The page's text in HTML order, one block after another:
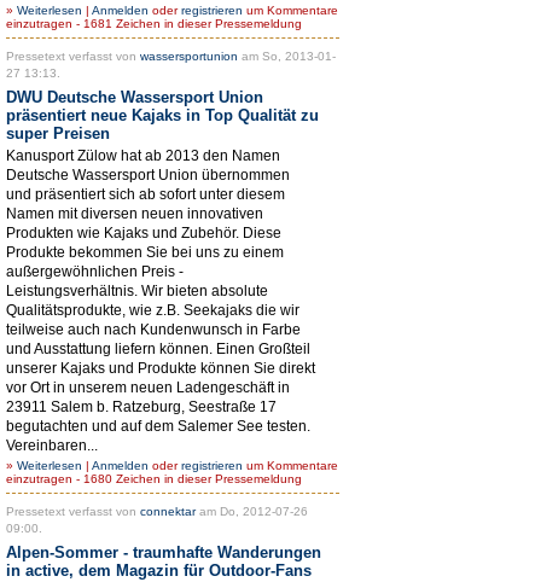
» Weiterlesen | Anmelden oderregistrieren um Kommentare
einzutragen - 1681 Zeichen in dieser Pressemeldung
Pressetext verfasst von wassersportunion am So, 2013-01-
27 13:13.
DWU Deutsche Wassersport Union
präsentiert neue Kajaks in Top Qualität zu
super Preisen
Kanusport Zülow hat ab 2013 den Namen
Deutsche Wassersport Union übernommen
und präsentiert sich ab sofort unter diesem
Namen mit diversen neuen innovativen
Produkten wie Kajaks und Zubehör. Diese
Produkte bekommen Sie bei uns zu einem
außergewöhnlichen Preis -
Leistungsverhältnis. Wir bieten absolute
Qualitätsprodukte, wie z.B. Seekajaks die wir
teilweise auch nach Kundenwunsch in Farbe
und Ausstattung liefern können. Einen Großteil
unserer Kajaks und Produkte können Sie direkt
vor Ort in unserem neuen Ladengeschäft in
23911 Salem b. Ratzeburg, Seestraße 17
begutachten und auf dem Salemer See testen.
Vereinbaren...
» Weiterlesen | Anmelden oderregistrieren um Kommentare
einzutragen - 1680 Zeichen in dieser Pressemeldung
Pressetext verfasst von connektaram Do, 2012-07-26
09:00.
Alpen-Sommer - traumhafte Wanderungen
in active, dem Magazin für Outdoor-Fans